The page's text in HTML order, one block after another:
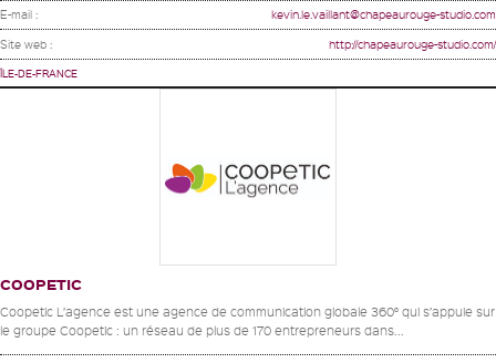
E-mail : kevin.le.vaillant@chapeaurouge-studio.com
Site web : http://chapeaurouge-studio.com/
ÎLE-DE-FRANCE
COOPETIC
Coopetic L’agence est une agence de communication globale 360° qui s’appuie sur
le groupe Coopetic : un réseau de plus de 170 entrepreneurs dans...